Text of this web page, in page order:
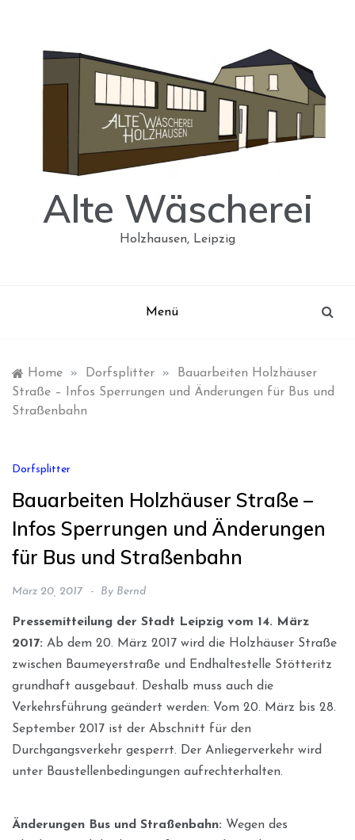
Alte Wäscherei
Holzhausen, Leipzig
Menü
Home » Dorfsplitter »
Bauarbeiten Holzhäuser
Straße – Infos Sperrungen und Änderungen für Bus und
Straßenbahn
Dorfsplitter
Bauarbeiten Holzhäuser Straße –
Infos Sperrungen und Änderungen
für Bus und Straßenbahn
März 20, 2017 By Bernd
Pressemitteilung der Stadt Leipzig vom 14. März
2017: Ab dem 20. März 2017 wird die Holzhäuser Straße
zwischen Baumeyerstraße und Endhaltestelle Stötteritz
grundhaft ausgebaut. Deshalb muss auch die
Verkehrsführung geändert werden: Vom 20. März bis 28.
September 2017 ist der Abschnitt für den
Durchgangsverkehr gesperrt. Der Anliegerverkehr wird
unter Baustellenbedingungen aufrechterhalten.
Änderungen Bus und Straßenbahn: Wegen des